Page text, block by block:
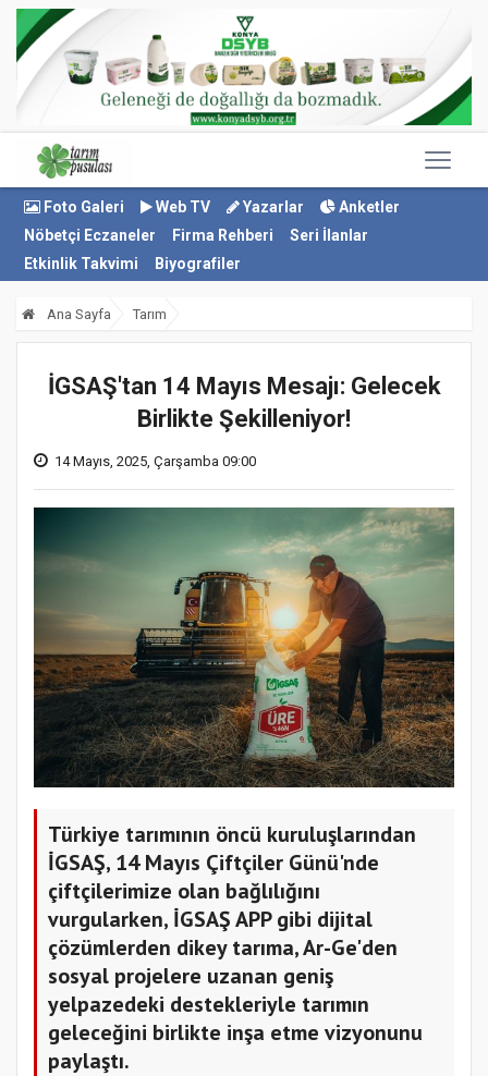
Foto Galeri Web TV Yazarlar
Anketler
Nöbetçi Eczaneler
Firma Rehberi
Seri İlanlar
Etkinlik Takvimi
Biyografiler
Ana Sayfa Tarım
İGSAŞ'tan 14 Mayıs Mesajı: Gelecek
Birlikte Şekilleniyor!
14 Mayıs, 2025, Çarşamba 09:00
Türkiye tarımının öncü kuruluşlarından
İGSAŞ, 14 Mayıs Çiftçiler Günü'nde
çiftçilerimize olan bağlılığını
vurgularken, İGSAŞ APP gibi dijital
çözümlerden dikey tarıma, Ar-Ge'den
sosyal projelere uzanan geniş
yelpazedeki destekleriyle tarımın
geleceğini birlikte inşa etme vizyonunu
paylaştı.